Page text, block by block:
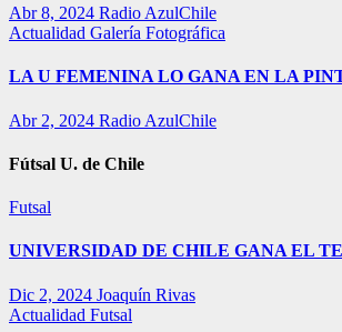
Abr 8, 2024 Radio AzulChile
Actualidad Galería Fotográfica
LA U FEMENINA LO GANA EN LA
Abr 2, 2024 Radio AzulChile
Fútsal U. de Chile
Futsal
UNIVERSIDAD DE CHILE GANA EL
Dic 2, 2024 Joaquín Rivas
Actualidad Futsal